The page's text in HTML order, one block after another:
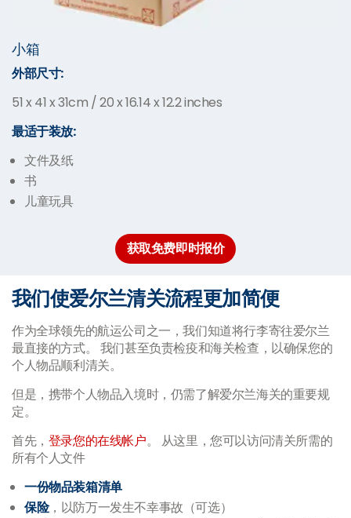
小箱
外部尺寸:
51 x 41 x 31cm / 20 x 16.14 x 12.2 inches
最适于装放:
文件及纸
书
儿童玩具
获取免费即时报价
我们使爱尔兰清关流程更加简便
作为全球领先的航运公司之一，我们知道将行李寄往爱尔兰
最直接的方式。 我们甚至负责检疫和海关检查，以确保您的
个人物品顺利清关。
但是，携带个人物品入境时，仍需了解爱尔兰海关的重要规
定。
首先， 登录您的在线帐户。 从这里，您可以访问清关所需的
所有个人文件
一份物品装箱清单
保险，以防万一发生不幸事故（可选）